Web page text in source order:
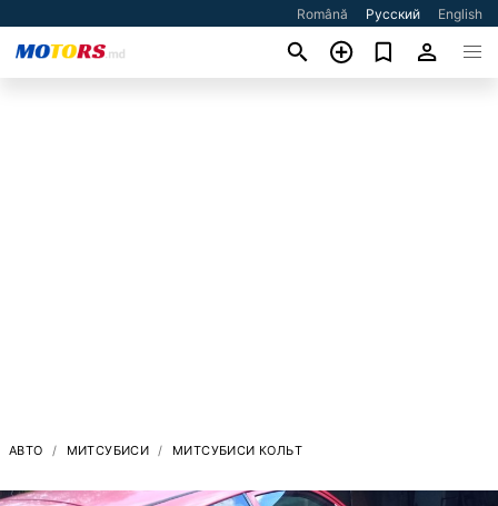
Română Русский English
АВТО МИТСУБИСИ МИТСУБИСИ КОЛЬТ